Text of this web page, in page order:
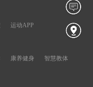
运动APP
康养健身 智慧教体